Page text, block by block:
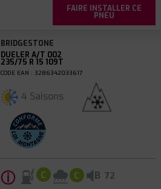
FAIRE INSTALLER CE
PNEU
BRIDGESTONE
DUELER A/T 002
235/75 R 15 109T
CODE EAN : 3286342033617
4 Saisons
ⓘ C C B 72